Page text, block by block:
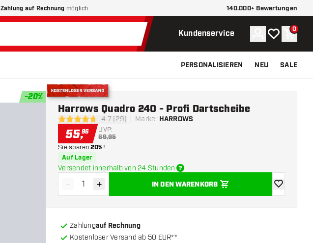
Zahlung auf Rechnung möglich 140.000+ Bewertungen
Kundenservice Konto
Meine 0
PERSONALISIEREN NEU SALE
-20%
Kostenloser Versand
4.7 Bewertungssterne
4.7 (29) Marke: HARROWS
Harrows Quadro 240 - Profi Dartscheibe
55,96 UVP:
69,95
Sie sparen20%!
Auf Lager
Versendet innerhalb von 24 Stunden
Menge verringern
- Menge erhöhen
+ IN DEN WARENKORB
Zur
Zahlungauf Rechnung
Kostenloser Versand ab 50 EUR**